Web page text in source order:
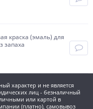
краска (эмаль) для
запаха
характер и не является
лиц - безналичный
или картой в
(платно), самовывоз